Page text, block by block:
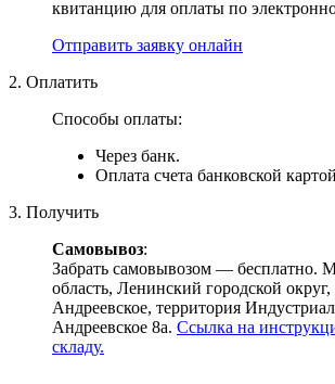
квитанцию для оплаты по
Отправить заявку онлайн
2. Оплатить
Способы оплаты:
Через банк.
Оплата счета банковской
3. Получить
Самовывоз:
Забрать самовывозом — бесплатно.
область, Ленинский городской округ,
Андреевское, территория
Андреевское 8а. Ссылка на
складу.